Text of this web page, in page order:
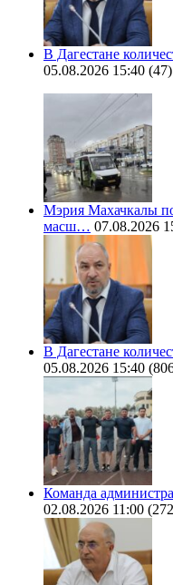
В Дагестане
05.08.2026 15:40 (47)
Мэрия Махачкалы
масш… 07.08.2026
В Дагестане
05.08.2026 15:40
Команда
02.08.2026 11:00